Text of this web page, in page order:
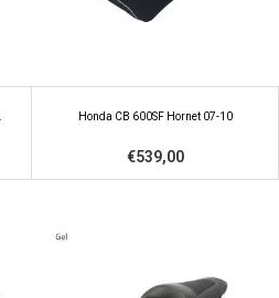
Honda CB 600SF Hornet 07-10
€539,00